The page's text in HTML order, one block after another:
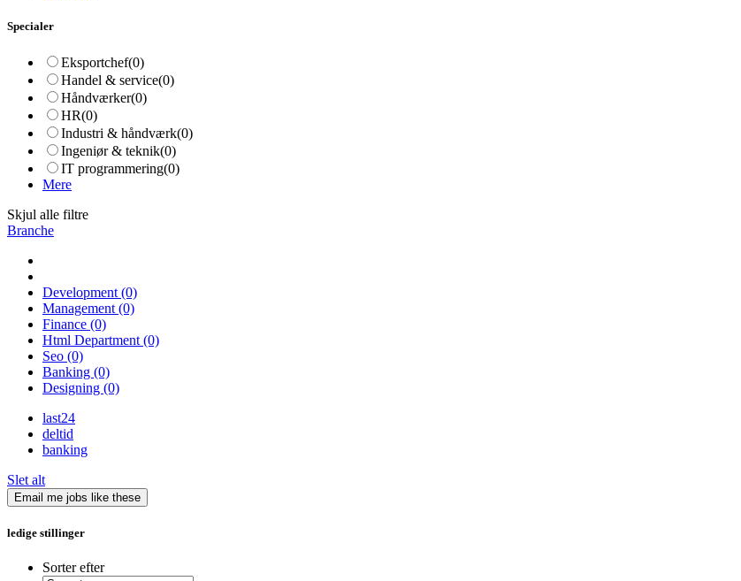
Specialer
Eksportchef(0)
Handel & service(0)
Håndværker(0)
HR(0)
Industri & håndværk(0)
Ingeniør & teknik(0)
IT programmering(0)
Mere
Skjul alle filtre
Branche
Development (0)
Management (0)
Finance (0)
Html Department (0)
Seo (0)
Banking (0)
Designing (0)
last24
deltid
banking
Slet alt
Email me jobs like these
ledige stillinger
Sorter efter